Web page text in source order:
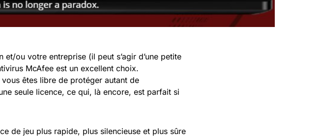
ou votre entreprise (il peut s’agir d’une petite
McAfee est un excellent choix.
êtes libre de protéger autant de
seule licence, ce qui, là encore, est parfait si
de jeu plus rapide, plus silencieuse et plus sûre